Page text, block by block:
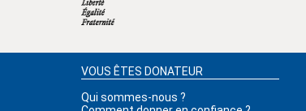
VOUS ÊTES DONATEUR
Qui sommes-nous ?